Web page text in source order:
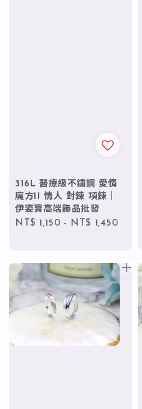
316L 醫療級不鏽鋼 愛情
魔方II 情人 對鍊 項鍊｜
伊姿寶高端飾品批發
Regular
NT$ 1,150 - NT$ 1,450